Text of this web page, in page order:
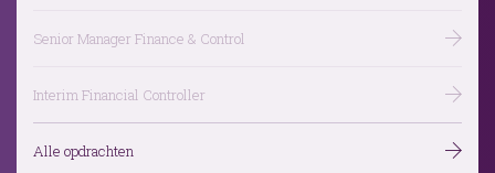
Senior Manager Finance & Control
Interim Financial Controller
Alle opdrachten